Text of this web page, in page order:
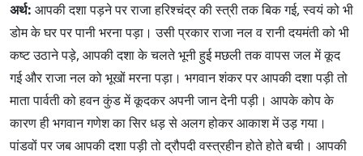
अर्थ: आपकी दशा पड़ने पर राजा हरिश्चंद्र की स्त्री तक बिक गई, स्वयं को भी
डोम के घर पर पानी भरना पड़ा। उसी प्रकार राजा नल व रानी दयमंती को भी
कष्ट उठाने पड़े, आपकी दशा के चलते भूनी हुई मछली तक वापस जल में कूद
गई और राजा नल को भूखों मरना पड़ा। भगवान शंकर पर आपकी दशा पड़ी तो
माता पार्वती को हवन कुंड में कूदकर अपनी जान देनी पड़ी। आपके कोप के
कारण ही भगवान गणेश का सिर धड़ से अलग होकर आकाश में उड़ गया।
पांडवों पर जब आपकी दशा पड़ी तो द्रौपदी वस्त्रहीन होते होते बची। आपकी